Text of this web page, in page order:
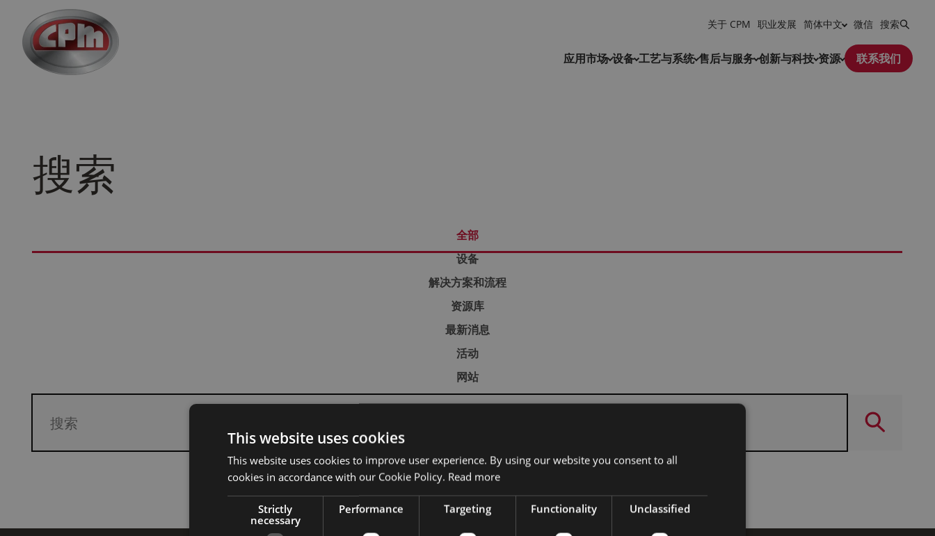
至
主
应用市场 设备 工艺与系统 售后与服务 创新与科技 资源 联系我们
关于 CPM 职业发展 简体中文 微信 搜索
搜索
全部
设备
解决方案和流程
资源库
最新消息
活动
网站
This website uses cookies
This website uses cookies to improve user experience. By using our website you consent to all
cookies in accordance with our Cookie Policy. Read more
Strictly
necessary
Performance Targeting Functionality Unclassified